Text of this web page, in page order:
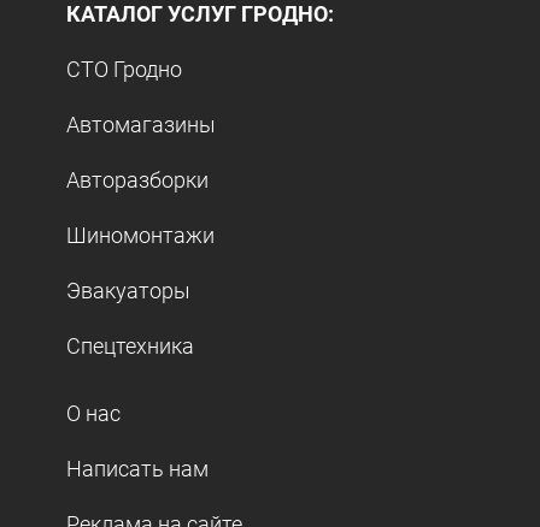
КАТАЛОГ УСЛУГ ГРОДНО:
СТО Гродно
Автомагазины
Авторазборки
Шиномонтажи
Эвакуаторы
Спецтехника
О нас
Написать нам